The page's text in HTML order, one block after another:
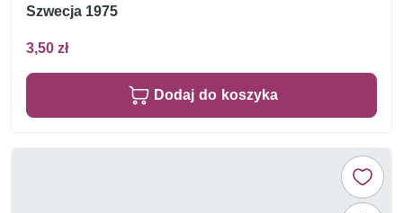
Szwecja 1975
3,50 zł
Dodaj do koszyka